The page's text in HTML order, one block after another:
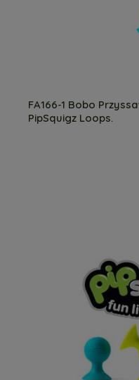
FA166-1 Bobo
PipSquigz Loops.